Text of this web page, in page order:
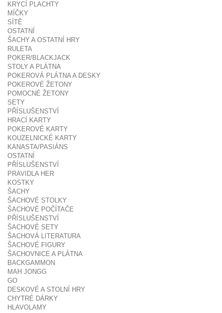
KRYCÍ PLACHTY
MÍČKY
SÍTĚ
OSTATNÍ
ŠACHY A OSTATNÍ HRY
RULETA
POKER/BLACKJACK
STOLY A PLÁTNA
POKEROVÁ PLÁTNA A DESKY
POKEROVÉ ŽETONY
POMOCNÉ ŽETONY
SETY
PŘÍSLUŠENSTVÍ
HRACÍ KARTY
POKEROVÉ KARTY
KOUZELNICKÉ KARTY
KANASTA/PASIÁNS
OSTATNÍ
PŘÍSLUŠENSTVÍ
PRAVIDLA HER
KOSTKY
ŠACHY
ŠACHOVÉ STOLKY
ŠACHOVÉ POČÍTAČE
PŘÍSLUŠENSTVÍ
ŠACHOVÉ SETY
ŠACHOVÁ LITERATURA
ŠACHOVÉ FIGURY
ŠACHOVNICE A PLÁTNA
BACKGAMMON
MAH JONGG
GO
DESKOVÉ A STOLNÍ HRY
CHYTRÉ DÁRKY
HLAVOLAMY